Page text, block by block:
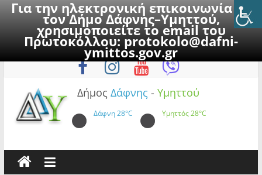
Για την ηλεκτρονική επικοινωνία με
τον Δήμο Δάφνης–Υμηττού,
χρησιμοποιείτε το email του
Πρωτοκόλλου:protokolo@dafni-
ymittos.gov.gr
to
Σάββατο, 8 Αυγούστου 2026
Δήμος Δάφνης - Υμηττού
Δάφνη28°C Υμηττός28°C